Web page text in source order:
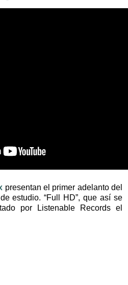
presentan el primer adelanto del
estudio. “Full HD”, que así se
por Listenable Records el